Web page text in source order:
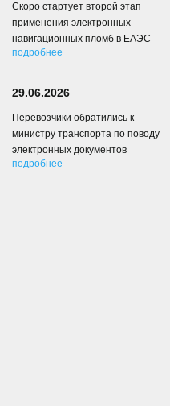
Скоро стартует второй этап
применения электронных
навигационных пломб в ЕАЭС
подробнее
29.06.2026
Перевозчики обратились к
министру транспорта по поводу
электронных документов
подробнее